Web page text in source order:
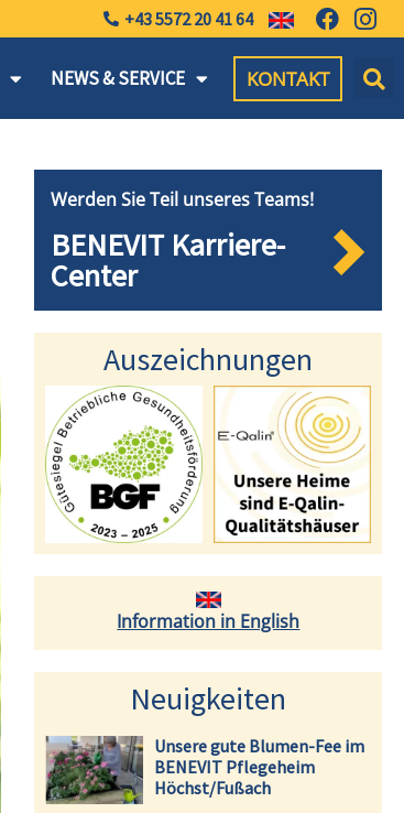
+43 5572 20 41 64
NEWS & SERVICE KONTAKT
Werden Sie Teil unseres Teams!
BENEVIT Karriere-
Center
Auszeichnungen
Information in English
Neuigkeiten
Unsere gute Blumen-Fee im
BENEVIT Pflegeheim
Höchst/Fußach